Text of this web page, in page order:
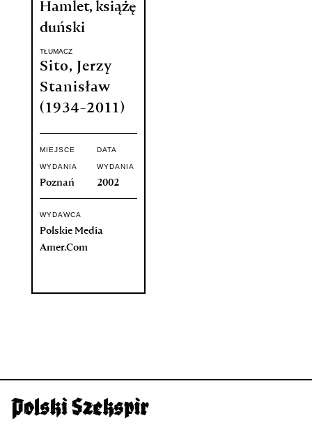
Hamlet, książę
duński
TŁUMACZ
Sito, Jerzy
Stanisław
(1934-2011)
MIEJSCE
WYDANIA
Poznań
DATA
WYDANIA
2002
WYDAWCA
Polskie Media
Amer.Com